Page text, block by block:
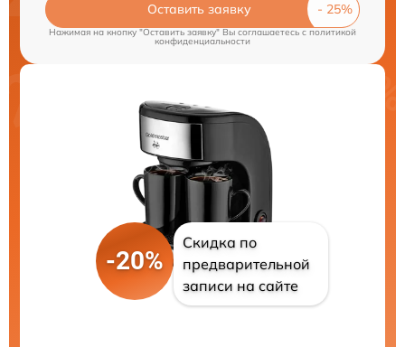
Оставить заявку
Нажимая на кнопку "Оставить заявку" Вы соглашаетесь cполитикой
конфиденциальности
-20%
Скидка по
предварительной
записи на сайте